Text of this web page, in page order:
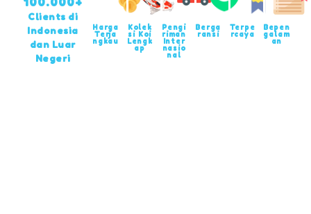
Clients di
Indonesia
dan Luar
Negeri
Harga
Terja
ngkau
Kolek
si Koi
Lengk
ap
Pengi
riman
Inter
nasio
nal
Berga
ransi
Terpe
rcaya
Bepen
galam
an